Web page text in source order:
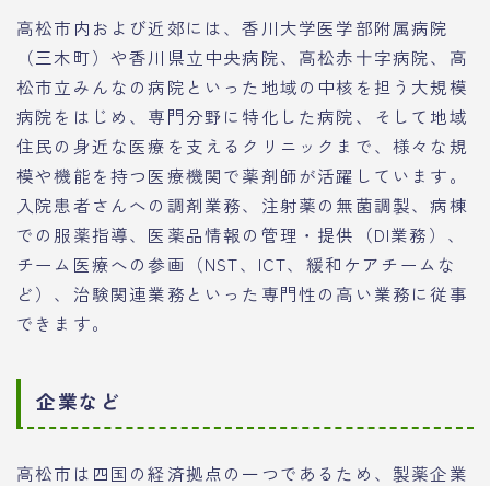
高松市内および近郊には、香川大学医学部附属病院
（三木町）や香川県立中央病院、高松赤十字病院、高
松市立みんなの病院といった地域の中核を担う大規模
病院をはじめ、専門分野に特化した病院、そして地域
住民の身近な医療を支えるクリニックまで、様々な規
模や機能を持つ医療機関で薬剤師が活躍しています。
入院患者さんへの調剤業務、注射薬の無菌調製、病棟
での服薬指導、医薬品情報の管理・提供（DI業務）、
チーム医療への参画（NST、ICT、緩和ケアチームな
ど）、治験関連業務といった専門性の高い業務に従事
できます。
企業など
高松市は四国の経済拠点の一つであるため、製薬企業